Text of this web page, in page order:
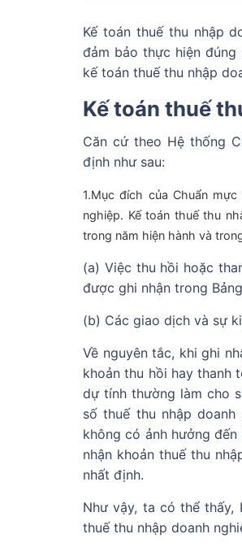
Kế toán thuế thu nhập
đảm bảo thực hiện
kế toán thuế thu nhập
Kế toán thuế
Căn cứ theo Hệ thống
định như sau:
1.Mục đích của Chuẩn
nghiệp. Kế toán thuế thu
trong năm hiện hành và
(a) Việc thu hồi hoặc
được ghi nhận trong
(b) Các giao dịch và sự
Về nguyên tắc, khi ghi
khoản thu hồi hay thanh
dự tính thường làm cho
số thuế thu nhập
không có ảnh hưởng
nhận khoản thuế thu
nhất định.
Như vậy, ta có thể thấy,
thuế thu nhập doanh